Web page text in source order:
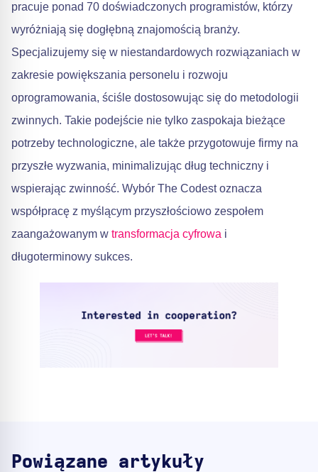
pracuje ponad 70 doświadczonych programistów, którzy
wyróżniają się dogłębną znajomością branży.
Specjalizujemy się w niestandardowych rozwiązaniach w
zakresie powiększania personelu i rozwoju
oprogramowania, ściśle dostosowując się do metodologii
zwinnych. Takie podejście nie tylko zaspokaja bieżące
potrzeby technologiczne, ale także przygotowuje firmy na
przyszłe wyzwania, minimalizując dług techniczny i
wspierając zwinność. Wybór The Codest oznacza
współpracę z myślącym przyszłościowo zespołem
zaangażowanym w transformacja cyfrowa i
długoterminowy sukces.
Powiązane artykuły